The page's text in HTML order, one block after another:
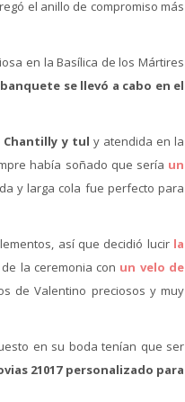
el anillo de compromiso más
en la Basílica de los Mártires
banquete se llevó a cabo en el
Chantilly y tul y atendida en la
había soñado que sería un
y larga cola fue perfecto para
así que decidió lucir la
la ceremonia con un velo de
de Valentino preciosos y muy
en su boda tenían que ser
21017 personalizado para